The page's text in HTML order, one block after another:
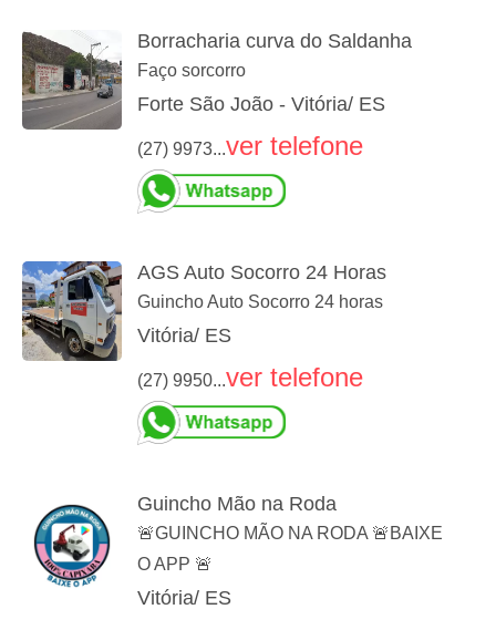
Borracharia curva do Saldanha
Faço sorcorro
Forte São João - Vitória/ ES
(27) 9973...ver telefone
AGS Auto Socorro 24 Horas
Guincho Auto Socorro 24 horas
Vitória/ ES
(27) 9950...ver telefone
Guincho Mão na Roda
🚨GUINCHO MÃO NA RODA 🚨BAIXE
O APP 🚨
Vitória/ ES